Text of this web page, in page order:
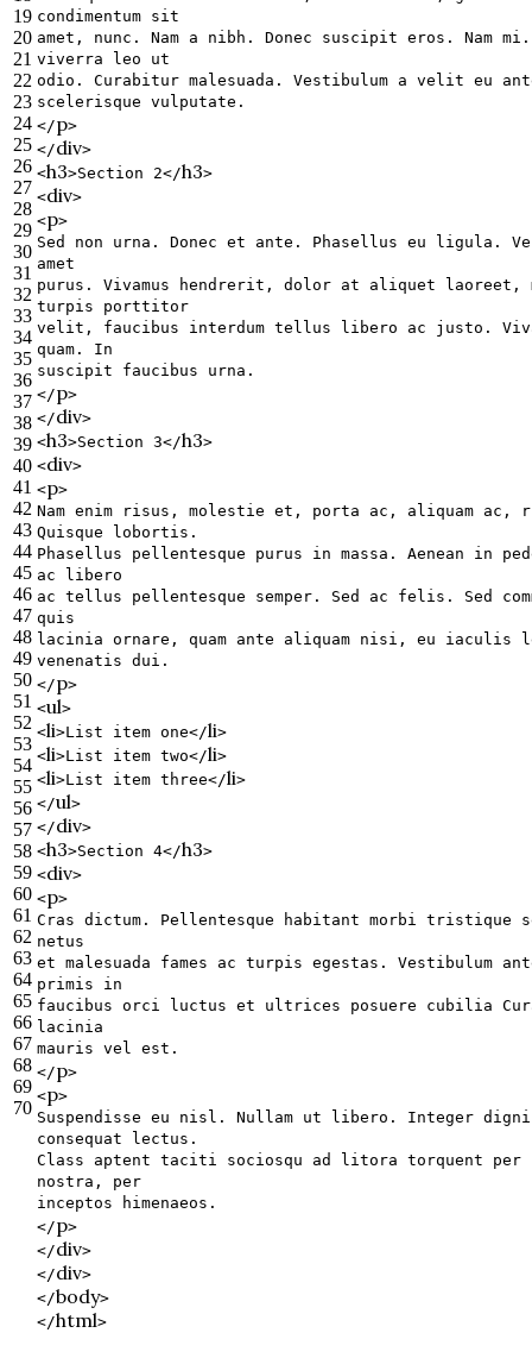
19
20
21
22
23
24
25
26
27
28
29
30
31
32
33
34
35
36
37
38
39
40
41
42
43
44
45
46
47
48
49
50
51
52
53
54
55
56
57
58
59
60
61
62
63
64
65
66
67
68
69
70
condimentum sit
amet, nunc. Nam a nibh. Donec suscipit eros. Nam
viverra leo ut
odio. Curabitur malesuada. Vestibulum a velit eu
scelerisque vulputate.
</p>
</div>
<h3>Section 2</h3>
<div>
<p>
Sed non urna. Donec et ante. Phasellus eu ligula.
amet
purus. Vivamus hendrerit, dolor at aliquet laoreet,
turpis porttitor
velit, faucibus interdum tellus libero ac justo.
quam. In
suscipit faucibus urna.
</p>
</div>
<h3>Section 3</h3>
<div>
<p>
Nam enim risus, molestie et, porta ac, aliquam ac,
Quisque lobortis.
Phasellus pellentesque purus in massa. Aenean in
ac libero
ac tellus pellentesque semper. Sed ac felis. Sed
quis
lacinia ornare, quam ante aliquam nisi, eu iaculis
venenatis dui.
</p>
<ul>
<li>List item one</li>
<li>List item two</li>
<li>List item three</li>
</ul>
</div>
<h3>Section 4</h3>
<div>
<p>
Cras dictum. Pellentesque habitant morbi tristique
netus
et malesuada fames ac turpis egestas. Vestibulum
primis in
faucibus orci luctus et ultrices posuere cubilia
lacinia
mauris vel est.
</p>
<p>
Suspendisse eu nisl. Nullam ut libero. Integer
consequat lectus.
Class aptent taciti sociosqu ad litora torquent per
nostra, per
inceptos himenaeos.
</p>
</div>
</div>
</body>
</html>